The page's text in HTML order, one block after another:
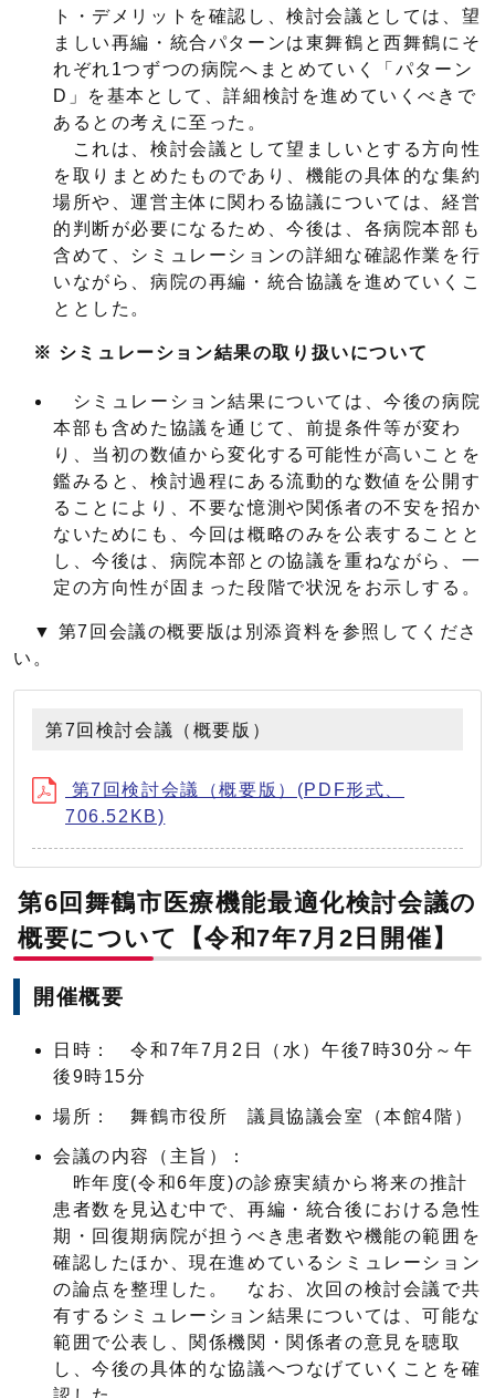
ト・デメリットを確認し、検討会議としては、望
ましい再編・統合パターンは東舞鶴と西舞鶴にそ
れぞれ1つずつの病院へまとめていく「パターン
D」を基本として、詳細検討を進めていくべきで
あるとの考えに至った。
これは、検討会議として望ましいとする方向性
を取りまとめたものであり、機能の具体的な集約
場所や、運営主体に関わる協議については、経営
的判断が必要になるため、今後は、各病院本部も
含めて、シミュレーションの詳細な確認作業を行
いながら、病院の再編・統合協議を進めていくこ
ととした。
※ シミュレーション結果の取り扱いについて
シミュレーション結果については、今後の病院
本部も含めた協議を通じて、前提条件等が変わ
り、当初の数値から変化する可能性が高いことを
鑑みると、検討過程にある流動的な数値を公開す
ることにより、不要な憶測や関係者の不安を招か
ないためにも、今回は概略のみを公表することと
し、今後は、病院本部との協議を重ねながら、一
定の方向性が固まった段階で状況をお示しする。
▼ 第7回会議の概要版は別添資料を参照してくださ
い。
第7回検討会議（概要版）
第7回検討会議（概要版）(PDF形式、
706.52KB)
第6回舞鶴市医療機能最適化検討会議の
概要について【令和7年7月2日開催】
開催概要
日時： 令和7年7月2日（水）午後7時30分～午
後9時15分
場所： 舞鶴市役所 議員協議会室（本館4階）
会議の内容（主旨）：
昨年度(令和6年度)の診療実績から将来の推計
患者数を見込む中で、再編・統合後における急性
期・回復期病院が担うべき患者数や機能の範囲を
確認したほか、現在進めているシミュレーション
の論点を整理した。 なお、次回の検討会議で共
有するシミュレーション結果については、可能な
範囲で公表し、関係機関・関係者の意見を聴取
し、今後の具体的な協議へつなげていくことを確